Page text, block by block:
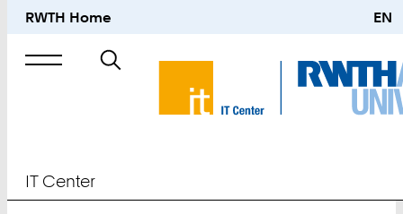
RWTH Home EN
Suche
nach
IT Center